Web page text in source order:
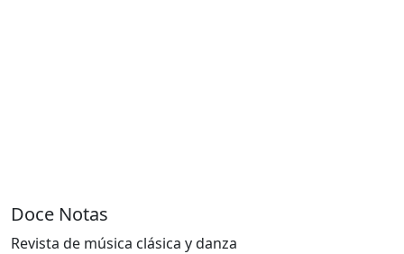
Doce Notas
Revista de música clásica y danza